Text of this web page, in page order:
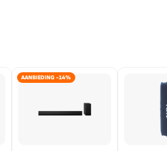
AANBIEDING -14%